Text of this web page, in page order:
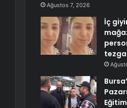
Ağustos 7, 2026
İç